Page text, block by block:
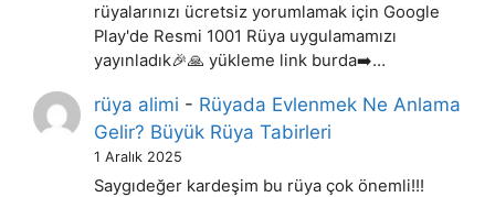
rüyalarınızı ücretsiz yorumlamak için Google
Play'de Resmi 1001 Rüya uygulamamızı
yayınladık🎉🙏 yükleme link burda➡️…
rüya alimi - Rüyada Evlenmek Ne Anlama
Gelir? Büyük Rüya Tabirleri
1 Aralık 2025
Saygıdeğer kardeşim bu rüya çok önemli!!!